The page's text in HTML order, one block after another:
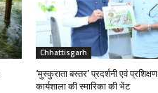
Chhattisgarh
‘मुस्कुराता बस्तर’ प्रदर्शनी एवं प्रशिक्षण
कार्यशाला की स्मारिका की भेंट